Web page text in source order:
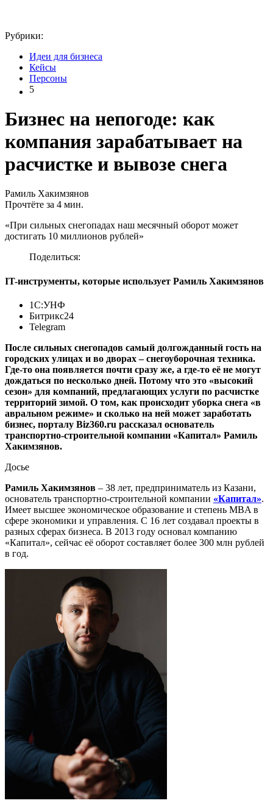
Рубрики:
Идеи для бизнеса
Кейсы
Персоны
5
Бизнес на непогоде: как
компания зарабатывает на
расчистке и вывозе снега
Рамиль Хакимзянов
Прочтёте за 4 мин.
«При сильных снегопадах наш месячный оборот может
достигать 10 миллионов рублей»
Поделиться:
IT-инструменты, которые использует Рамиль Хакимзянов
1С:УНФ
Битрикс24
Telegram
После сильных снегопадов самый долгожданный гость на
городских улицах и во дворах – снегоуборочная техника.
Где-то она появляется почти сразу же, а где-то её не могут
дождаться по несколько дней. Потому что это «высокий
сезон» для компаний, предлагающих услуги по расчистке
территорий зимой. О том, как происходит уборка снега «в
авральном режиме» и сколько на ней может заработать
бизнес, порталу Biz360.ru рассказал основатель
транспортно-строительной компании «Капитал» Рамиль
Хакимзянов.
Досье
Рамиль Хакимзянов – 38 лет, предприниматель из Казани,
основатель транспортно-строительной компании «Капитал».
Имеет высшее экономическое образование и степень MBA в
сфере экономики и управления. С 16 лет создавал проекты в
разных сферах бизнеса. В 2013 году основал компанию
«Капитал», сейчас её оборот составляет более 300 млн рублей
в год.